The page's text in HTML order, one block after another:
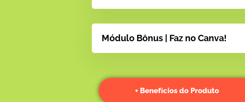
Módulo Bônus | Faz no Canva!
+ Benefícios do Produto